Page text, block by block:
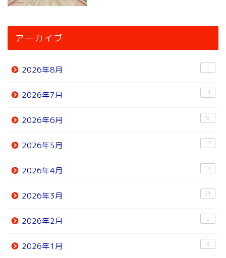
アーカイブ
2026年8月 1
2026年7月 11
2026年6月 9
2026年5月 17
2026年4月 14
2026年3月 21
2026年2月 2
2026年1月 3